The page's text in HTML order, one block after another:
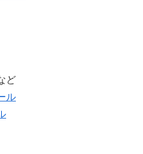
ど
ル